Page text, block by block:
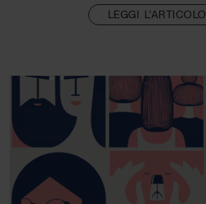
LEGGI L'ARTICOLO